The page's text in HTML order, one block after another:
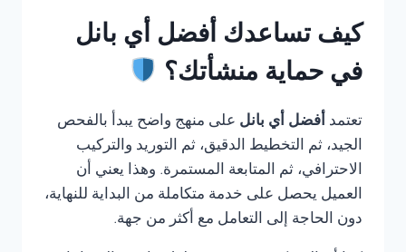
كيف تساعدك أفضل أي بانل
في حماية منشأتك؟
تعتمد أفضل أي بانل على منهج واضح يبدأ بالفحص
الجيد، ثم التخطيط الدقيق، ثم التوريد والتركيب
الاحترافي، ثم المتابعة المستمرة. وهذا يعني أن
العميل يحصل على خدمة متكاملة من البداية للنهاية،
دون الحاجة إلى التعامل مع أكثر من جهة.